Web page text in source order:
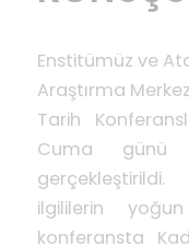
Enstitümüz ve
Araştırma
Tarih
Cuma günü
ilgililerin yoğun
konferansta